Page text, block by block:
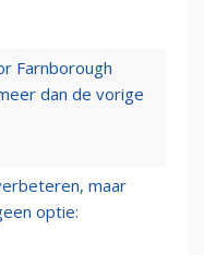
Farnborough
dan de vorige
maar
optie: